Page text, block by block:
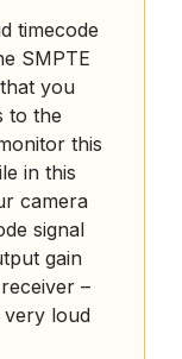
timecode
SMPTE
you
to the
this
in this
camera
signal
gain
–
very loud